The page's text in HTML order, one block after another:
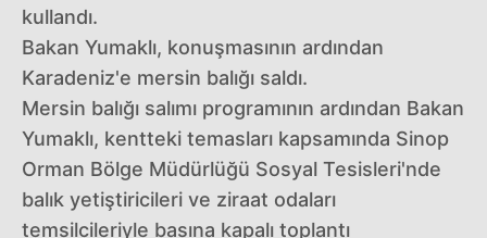
kullandı.
Bakan Yumaklı, konuşmasının ardından
Karadeniz'e mersin balığı saldı.
Mersin balığı salımı programının ardından Bakan
Yumaklı, kentteki temasları kapsamında Sinop
Orman Bölge Müdürlüğü Sosyal Tesisleri'nde
balık yetiştiricileri ve ziraat odaları
temsilcileriyle basına kapalı toplantı